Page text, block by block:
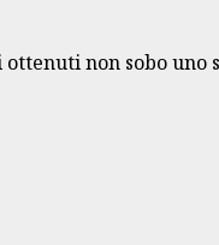
non sobo uno